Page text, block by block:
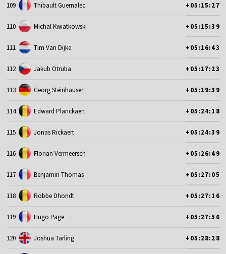
109 Thibault Guernalec +05:15:27
110 Michal Kwiatkowski +05:15:39
111 Tim Van Dijke +05:16:43
112 Jakub Otruba +05:17:23
113 Georg Steinhauser +05:19:39
114 Edward Planckaert +05:24:18
115 Jonas Rickaert +05:24:39
116 Florian Vermeersch +05:26:49
117 Benjamin Thomas +05:27:05
118 Robbe Dhondt +05:27:16
119 Hugo Page +05:27:56
120 Joshua Tarling +05:28:28